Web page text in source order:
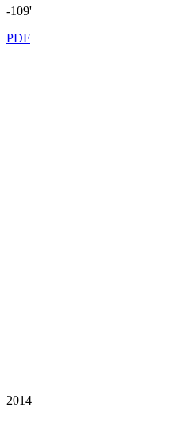
-109'
PDF
2014